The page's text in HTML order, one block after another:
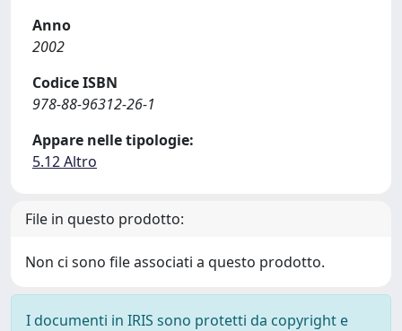
Anno
2002
Codice ISBN
978-88-96312-26-1
Appare nelle tipologie:
5.12 Altro
File in questo prodotto:
Non ci sono file associati a questo prodotto.
I documenti in IRIS sono protetti da copyright e